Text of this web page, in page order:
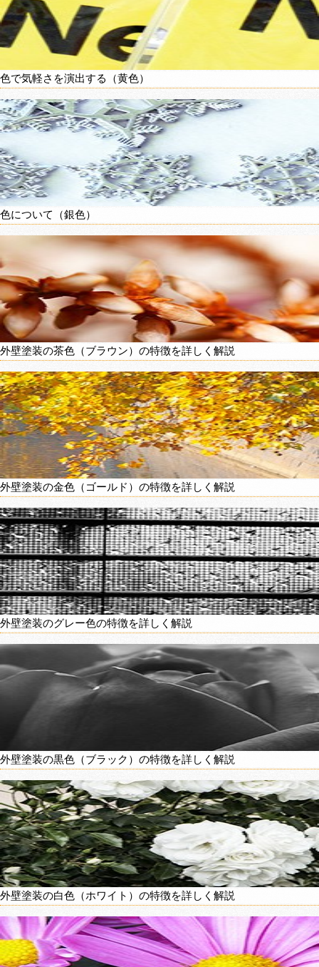
色で気軽さを演出する（黄色）
色について（銀色）
外壁塗装の茶色（ブラウン）の特徴を詳しく解説
外壁塗装の金色（ゴールド）の特徴を詳しく解説
外壁塗装のグレー色の特徴を詳しく解説
外壁塗装の黒色（ブラック）の特徴を詳しく解説
外壁塗装の白色（ホワイト）の特徴を詳しく解説